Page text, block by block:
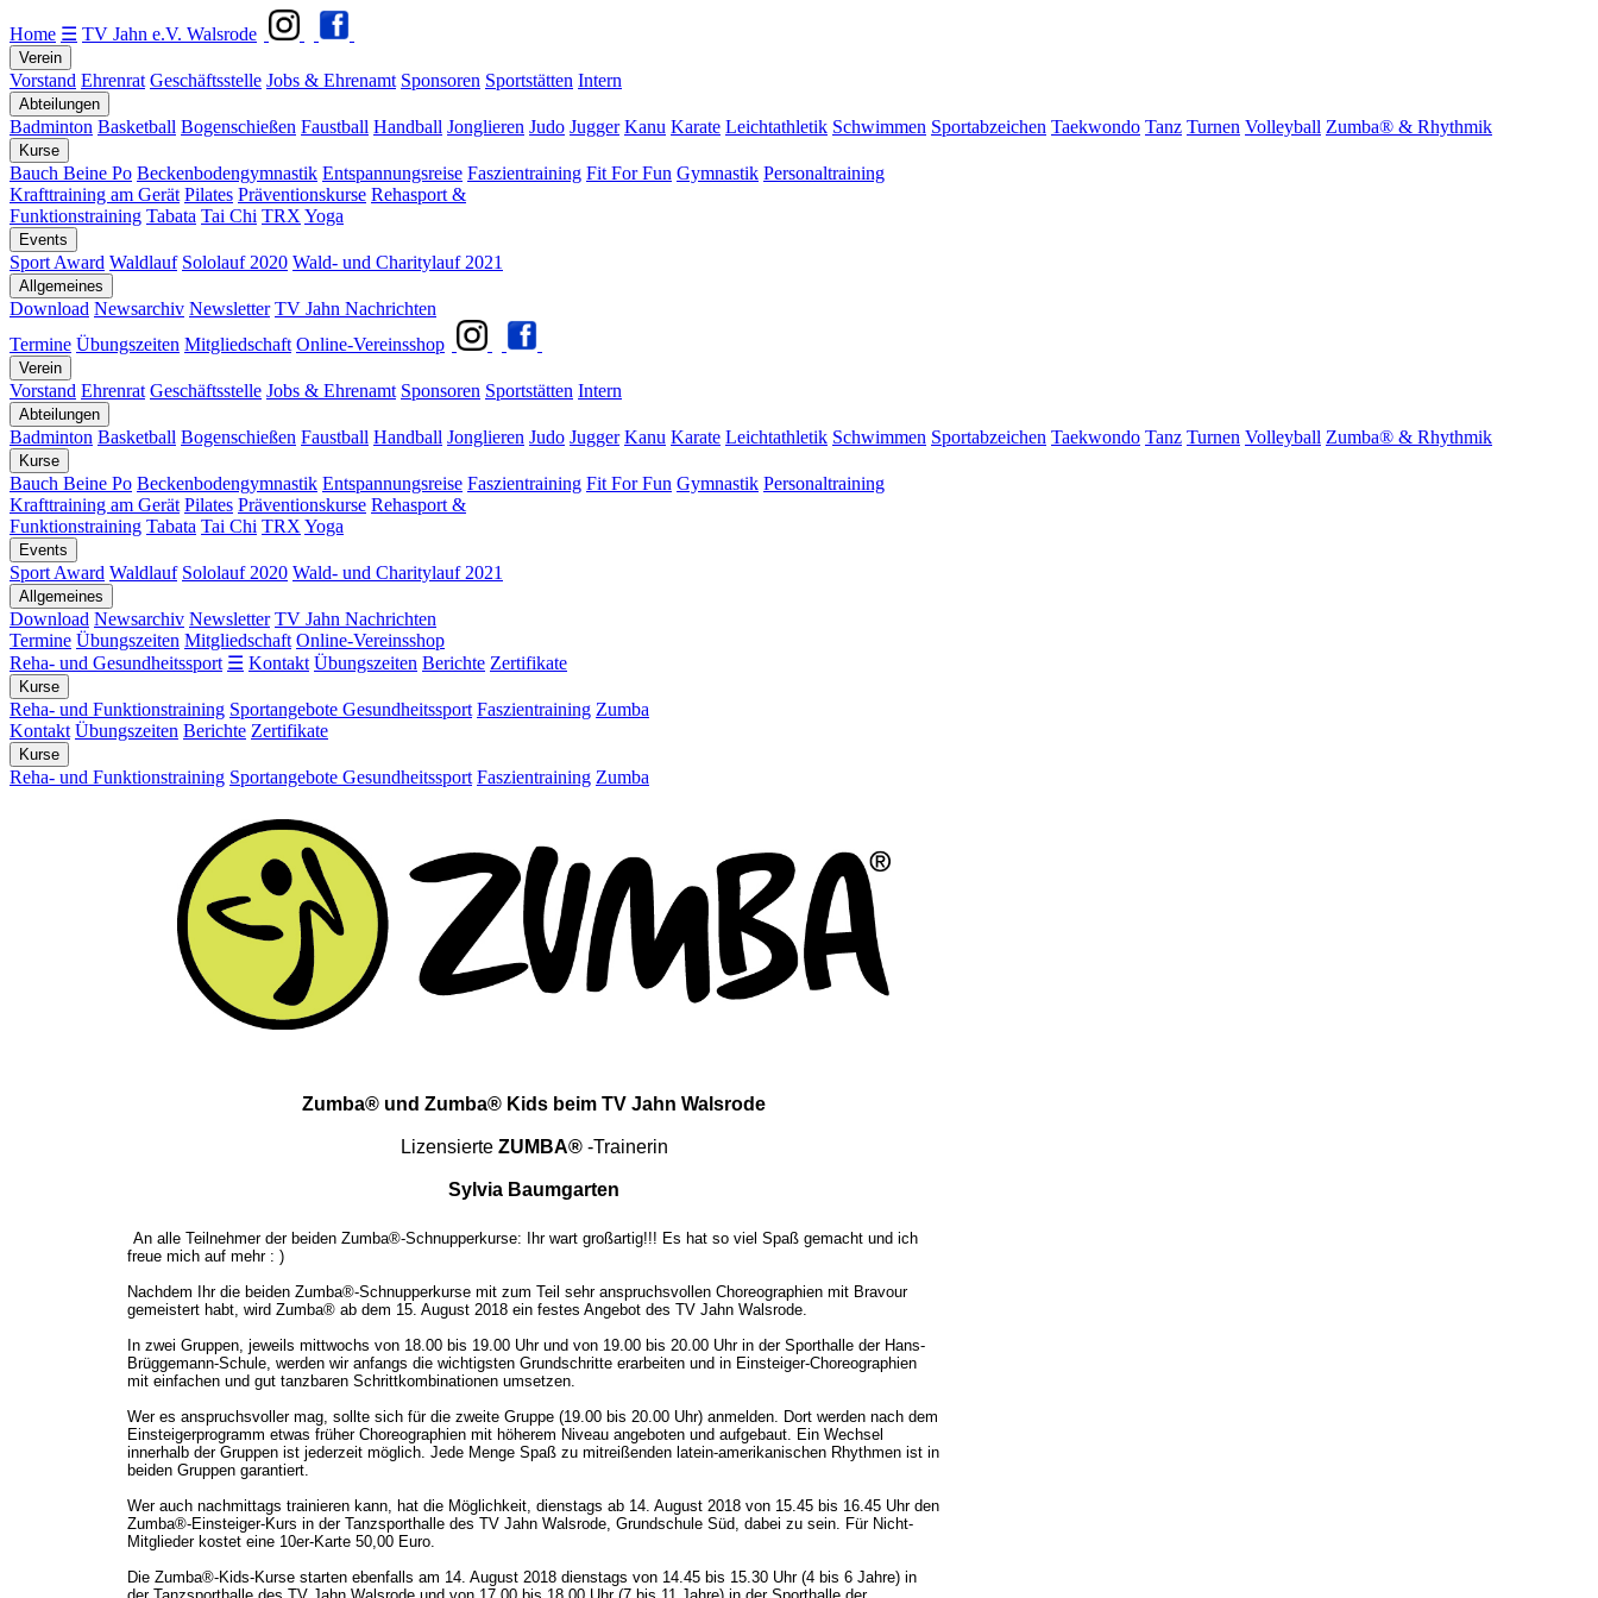
Home ☰ TV Jahn e.V. Walsrode
Verein
Vorstand Ehrenrat Geschäftsstelle Jobs & Ehrenamt Sponsoren Sportstätten Intern
Abteilungen
Badminton Basketball Bogenschießen Faustball Handball Jonglieren Judo Jugger Kanu Karate Leichtathletik Schwimmen Sportabzeichen Taekwondo Tanz Turnen Volleyball Zumba® & Rhythmik
Kurse
Bauch Beine Po Beckenbodengymnastik Entspannungsreise Faszientraining Fit For Fun Gymnastik Personaltraining
Krafttraining am Gerät Pilates Präventionskurse Rehasport &
Funktionstraining Tabata Tai Chi TRX Yoga
Events
Sport Award Waldlauf Sololauf 2020 Wald- und Charitylauf 2021
Allgemeines
Download Newsarchiv Newsletter TV Jahn Nachrichten
Termine Übungszeiten Mitgliedschaft Online-Vereinsshop
Verein
Vorstand Ehrenrat Geschäftsstelle Jobs & Ehrenamt Sponsoren Sportstätten Intern
Abteilungen
Badminton Basketball Bogenschießen Faustball Handball Jonglieren Judo Jugger Kanu Karate Leichtathletik Schwimmen Sportabzeichen Taekwondo Tanz Turnen Volleyball Zumba® & Rhythmik
Kurse
Bauch Beine Po Beckenbodengymnastik Entspannungsreise Faszientraining Fit For Fun Gymnastik Personaltraining
Krafttraining am Gerät Pilates Präventionskurse Rehasport &
Funktionstraining Tabata Tai Chi TRX Yoga
Events
Sport Award Waldlauf Sololauf 2020 Wald- und Charitylauf 2021
Allgemeines
Download Newsarchiv Newsletter TV Jahn Nachrichten
Termine Übungszeiten Mitgliedschaft Online-Vereinsshop
Reha- und Gesundheitssport ☰ Kontakt Übungszeiten Berichte Zertifikate
Kurse
Reha- und Funktionstraining Sportangebote Gesundheitssport Faszientraining Zumba
Kontakt Übungszeiten Berichte Zertifikate
Kurse
Reha- und Funktionstraining Sportangebote Gesundheitssport Faszientraining Zumba